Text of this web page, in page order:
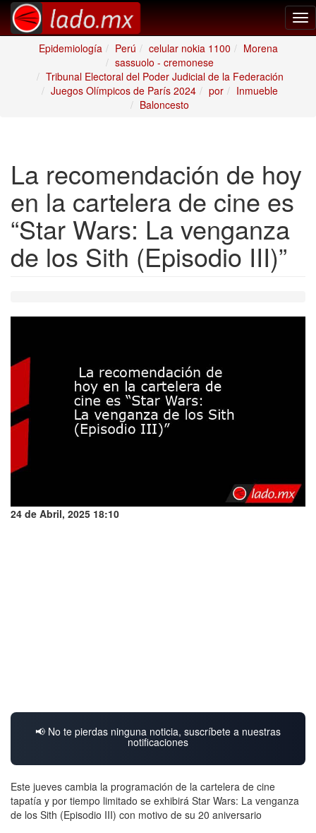
Epidemiología
Perú celular nokia 1100
Morena
sassuolo - cremonese
Tribunal Electoral del Poder Judicial de la Federación
Juegos Olímpicos de París 2024
por
Inmueble
Baloncesto
La recomendación de hoy
en la cartelera de cine es
“Star Wars: La venganza
de los Sith (Episodio III)”
24 de Abril, 2025 18:10
📢 No te pierdas ninguna noticia, suscríbete a nuestras
notificaciones
Este jueves cambia la programación de la cartelera de cine
tapatía y por tiempo limitado se exhibirá Star Wars: La venganza
de los Sith (Episodio III) con motivo de su 20 aniversario